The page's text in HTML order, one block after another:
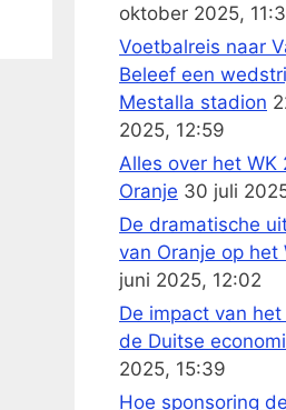
oktober 2025,
Voetbalreis naar
Beleef een
Mestalla stadion
2025, 12:59
Alles over het WK
Oranje 30 juli
De dramatische
van Oranje op het
juni 2025, 12:02
De impact van
de Duitse
2025, 15:39
Hoe sponsoring de